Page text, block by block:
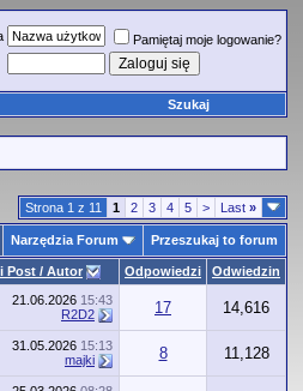
Pamiętaj moje logowanie?
Szukaj
Strona 1 z 11 1 2 3 4 5 > Last »
Narzędzia Forum Przeszukaj to forum
Post / Autor Odpowiedzi Odwiedzin
21.06.2026 15:43
R2D2
17 14,616
31.05.2026 15:13
majki
8 11,128